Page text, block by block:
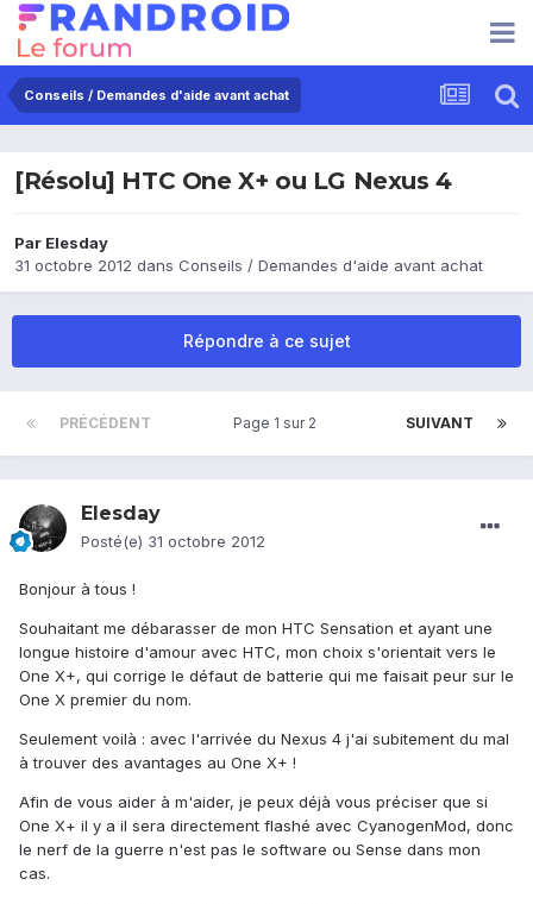
Conseils / Demandes d'aide avant achat
[Résolu] HTC One X+ ou LG Nexus 4
Par Elesday
31 octobre 2012 dans Conseils / Demandes d'aide avant achat
Répondre à ce sujet
PRÉCÉDENT SUIVANT
Page 1 sur 2
Elesday
Posté(e) 31 octobre 2012
Bonjour à tous !
Souhaitant me débarasser de mon HTC Sensation et ayant une
longue histoire d'amour avec HTC, mon choix s'orientait vers le
One X+, qui corrige le défaut de batterie qui me faisait peur sur le
One X premier du nom.
Seulement voilà : avec l'arrivée du Nexus 4 j'ai subitement du mal
à trouver des avantages au One X+ !
Afin de vous aider à m'aider, je peux déjà vous préciser que si
One X+ il y a il sera directement flashé avec CyanogenMod, donc
le nerf de la guerre n'est pas le software ou Sense dans mon
cas.